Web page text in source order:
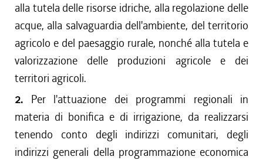
alla tutela delle risorse idriche, alla regolazione delle
acque, alla salvaguardia dell'ambiente, del territorio
agricolo e del paesaggio rurale, nonché alla tutela e
valorizzazione delle produzioni agricole e dei
territori agricoli.
2. Per l'attuazione dei programmi regionali in
materia di bonifica e di irrigazione, da realizzarsi
tenendo conto degli indirizzi comunitari, degli
indirizzi generali della programmazione economica